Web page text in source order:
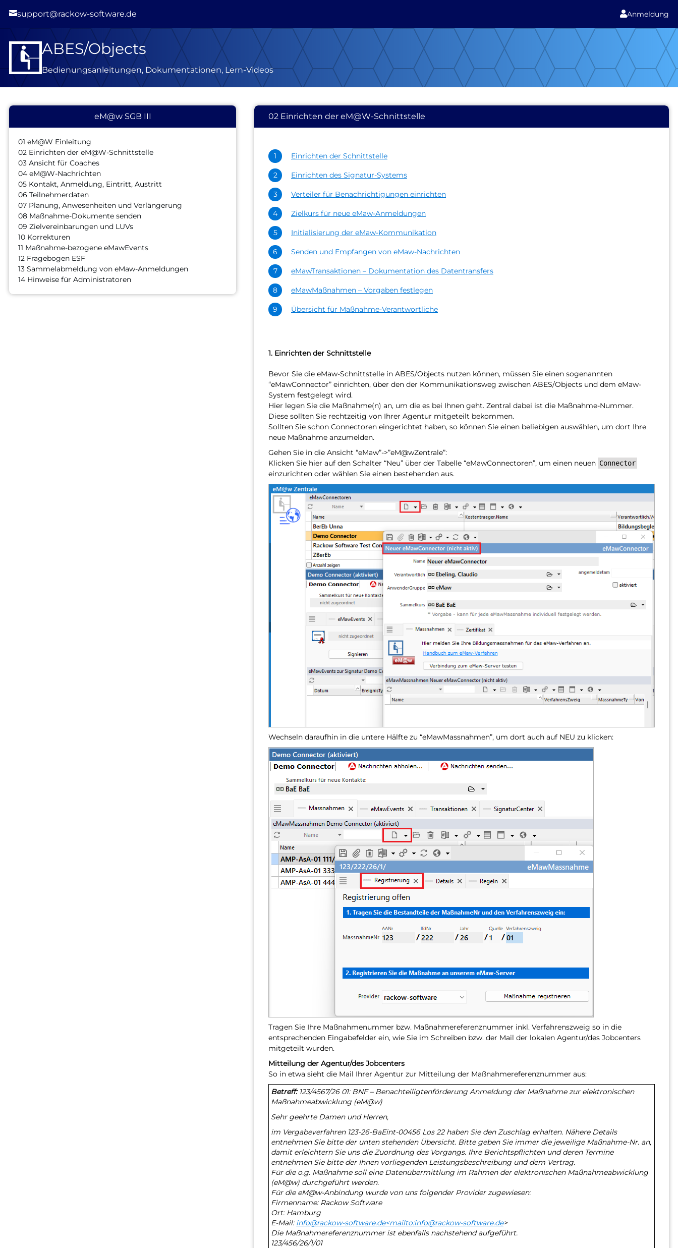
support@rackow-software.de Anmeldung
ABES/Objects
Bedienungsanleitungen, Dokumentationen, Lern-Videos
eM@w SGB III
01 eM@W Einleitung
02 Einrichten der eM@W-Schnittstelle
03 Ansicht für Coaches
04 eM@W-Nachrichten
05 Kontakt, Anmeldung, Eintritt, Austritt
06 Teilnehmerdaten
07 Planung, Anwesenheiten und Verlängerung
08 Maßnahme-Dokumente senden
09 Zielvereinbarungen und LUVs
10 Korrekturen
11 Maßnahme-bezogene eMawEvents
12 Fragebogen ESF
13 Sammelabmeldung von eMaw-Anmeldungen
14 Hinweise für Administratoren
02 Einrichten der eM@W-Schnittstelle
Einrichten der Schnittstelle
Einrichten des Signatur-Systems
Verteiler für Benachrichtigungen einrichten
Zielkurs für neue eMaw-Anmeldungen
Initialisierung der eMaw-Kommunikation
Senden und Empfangen von eMaw-Nachrichten
eMawTransaktionen – Dokumentation des Datentransfers
eMawMaßnahmen – Vorgaben festlegen
Übersicht für Maßnahme-Verantwortliche
1. Einrichten der Schnittstelle
Bevor Sie die eMaw-Schnittstelle in ABES/Objects nutzen können, müssen Sie einen sogenannten
“eMawConnector” einrichten, über den der Kommunikationsweg zwischen ABES/Objects und dem eMaw-
System festgelegt wird.
Hier legen Sie die Maßnahme(n) an, um die es bei Ihnen geht. Zentral dabei ist die Maßnahme-Nummer.
Diese sollten Sie rechtzeitig von Ihrer Agentur mitgeteilt bekommen.
Sollten Sie schon Connectoren eingerichtet haben, so können Sie einen beliebigen auswählen, um dort Ihre
neue Maßnahme anzumelden.
Gehen Sie in die Ansicht “eMaw”->”eM@wZentrale”:
Klicken Sie hier auf den Schalter “Neu” über der Tabelle “eMawConnectoren”, um einen neuen Connector
einzurichten oder wählen Sie einen bestehenden aus.
Wechseln daraufhin in die untere Hälfte zu “eMawMassnahmen”, um dort auch auf NEU zu klicken:
Tragen Sie Ihre Maßnahmenummer bzw. Maßnahmereferenznummer inkl. Verfahrenszweig so in die
entsprechenden Eingabefelder ein, wie Sie im Schreiben bzw. der Mail der lokalen Agentur/des Jobcenters
mitgeteilt wurden.
Mitteilung der Agentur/des Jobcenters
So in etwa sieht die Mail Ihrer Agentur zur Mitteilung der Maßnahmereferenznummer aus:
Betreff:123/4567/26 01: BNF – Benachteiligtenförderung Anmeldung der Maßnahme zur elektronischen
Maßnahmeabwicklung (eM@w)
Sehr geehrte Damen und Herren,
im Vergabeverfahren 123-26-BaEint-00456 Los 22 haben Sie den Zuschlag erhalten. Nähere Details
entnehmen Sie bitte der unten stehenden Übersicht. Bitte geben Sie immer die jeweilige Maßnahme-Nr. an,
damit erleichtern Sie uns die Zuordnung des Vorgangs. Ihre Berichtspflichten und deren Termine
entnehmen Sie bitte der Ihnen vorliegenden Leistungsbeschreibung und dem Vertrag.
Für die o.g. Maßnahme soll eine Datenübermittlung im Rahmen der elektronischen Maßnahmeabwicklung
(eM@w) durchgeführt werden.
Für die eM@w-Anbindung wurde von uns folgender Provider zugewiesen:
Firmenname: Rackow Software
Ort: Hamburg
E-Mail: info@rackow-software.de<mailto:info@rackow-software.de>
Die Maßnahmereferenznummer ist ebenfalls nachstehend aufgeführt.
123/456/26/1/01